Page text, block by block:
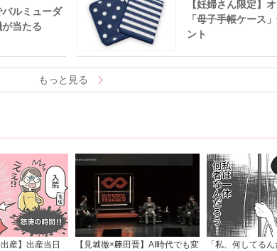
ルミューダ
当たる
【妊婦さん限定】
「母子手帳ケース
ント
もっと見る
産】出産当日
【見城徹×藤田晋】AI時代でも変
「私、何してる